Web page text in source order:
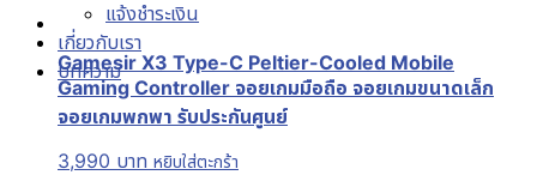
แจ้งชำระเงิน
เกี่ยวกับเรา
บทความ
Gamesir X3 Type-C Peltier-Cooled Mobile
Gaming Controller จอยเกมมือถือ จอยเกมขนาดเล็ก
จอยเกมพกพา รับประกันศูนย์
3,990 บาท หยิบใส่ตะกร้า